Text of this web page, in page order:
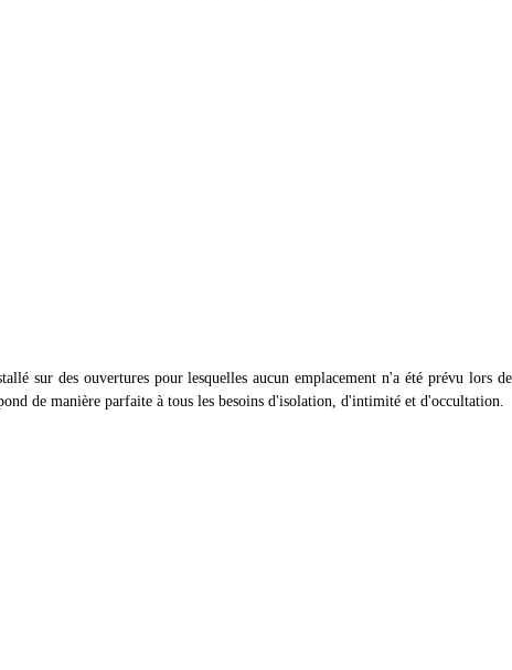
sur des ouvertures pour lesquelles aucun emplacement n'a été prévu lors
de manière parfaite à tous les besoins d'isolation, d'intimité et d'occultation.